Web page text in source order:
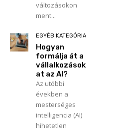
változásokon
ment...
EGYÉB KATEGÓRIA
Hogyan
formálja át a
vállalkozások
at az AI?
Az utóbbi
években a
mesterséges
intelligencia (AI)
hihetetlen